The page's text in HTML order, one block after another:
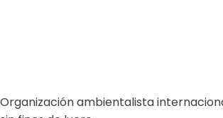
Organización ambientalista